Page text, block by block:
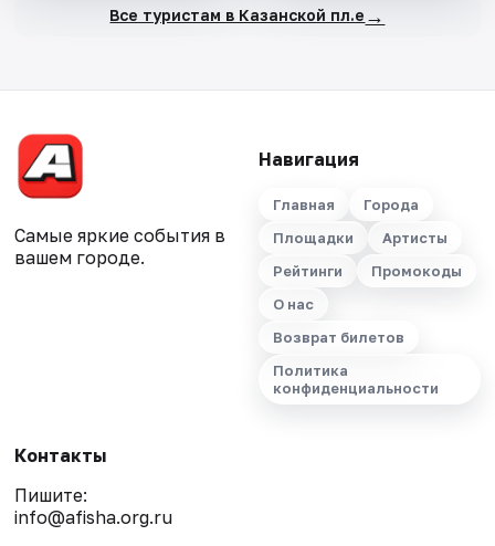
Все туристам в Казанской пл.е →
Самые яркие события в
вашем городе.
Навигация
Главная
Города
Площадки
Артисты
Рейтинги
Промокоды
О нас
Возврат билетов
Политика
конфиденциальности
Контакты
Пишите:
info@afisha.org.ru